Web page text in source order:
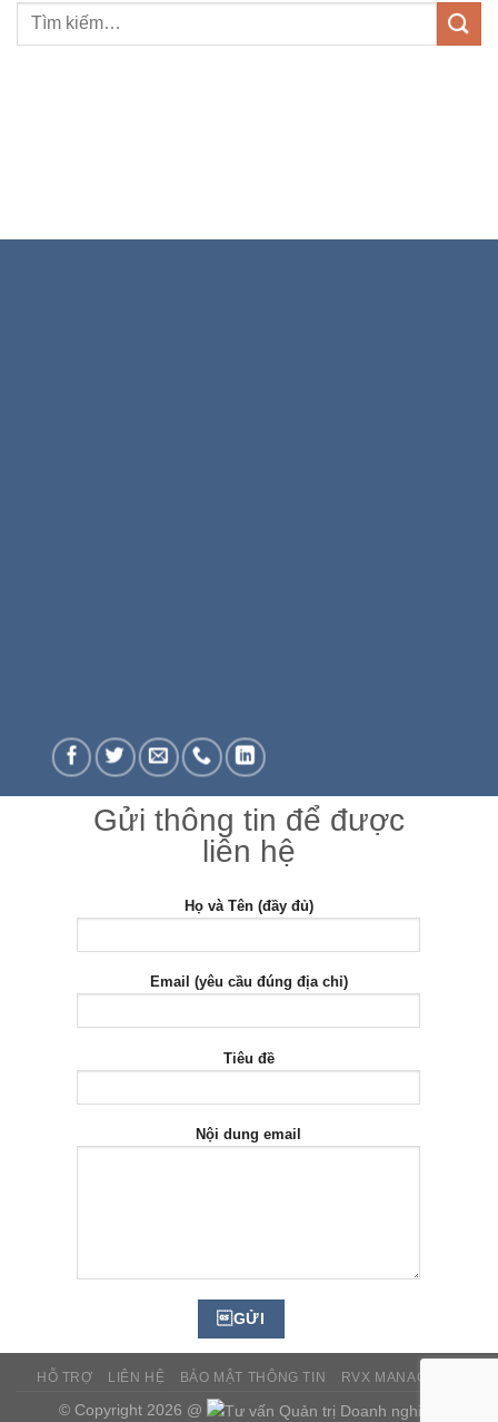
Gửi thông tin để được
liên hệ
Họ và Tên (đầy đủ)
Email (yêu cầu đúng địa chỉ)
Tiêu đề
Nội dung email
HỖ TRỢ LIÊN HỆ BẢO MẬT THÔNG TIN RVX MANAGER™
© Copyright 2026 @